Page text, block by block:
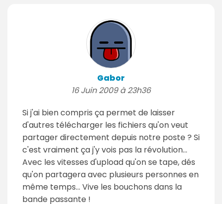
Gabor
16 Juin 2009 à 23h36
Si j'ai bien compris ça permet de laisser
d'autres télécharger les fichiers qu'on veut
partager directement depuis notre poste ? Si
c'est vraiment ça j'y vois pas la révolution...
Avec les vitesses d'upload qu'on se tape, dés
qu'on partagera avec plusieurs personnes en
même temps... Vive les bouchons dans la
bande passante !